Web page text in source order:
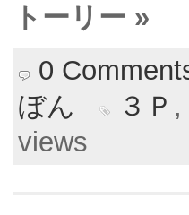
トーリー »
0
ぼん
３Ｐ ,
views